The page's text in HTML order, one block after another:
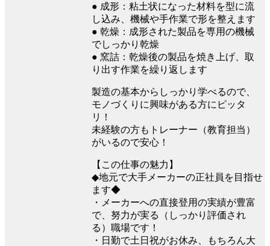
● 成形：粘土状になった材料を型に流
し込み、機械や手作業で形を整えます
● 乾燥：成形された製品を専用の機械
でしっかり乾燥
● 窯詰：乾燥後の製品を焼き上げ、取
り出す作業を繰り返します
製造の基本からしっかり学べるので、
モノづくりに興味がある方にピッタ
リ！
未経験の方もトレーナー（教育担当）
がいるので安心！
【この仕事の魅力】
◆地元で大手メーカーの正社員を目指せ
ます◆
・メーカーへの直接登用の実績が豊富
で、努力が実る（しっかり評価され
る）職場です！
・日勤で土日祝がお休み、もちろん大